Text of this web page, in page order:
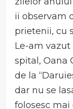
ii observam
prietenii, cu
Le-am
spital, Oana
de la
dar nu se
folosesc